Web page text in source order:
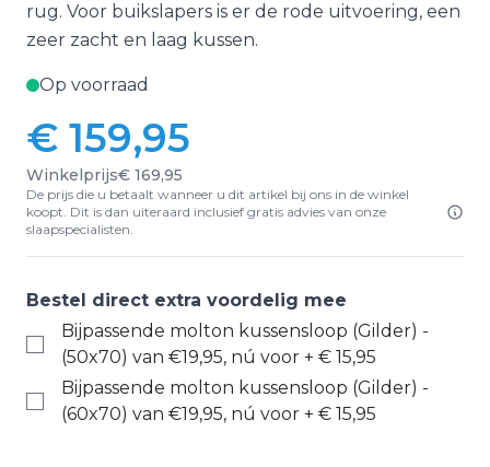
rug. Voor buikslapers is er de rode uitvoering, een
zeer zacht en laag kussen.
Op voorraad
€ 159,95
Winkelprijs€ 169,95
De prijs die u betaalt wanneer u dit artikel bij ons in de winkel
koopt. Dit is dan uiteraard inclusief gratis advies van onze
slaapspecialisten.
Bestel direct extra voordelig mee
Bijpassende molton kussensloop (Gilder) -
(50x70) van €19,95, nú voor + € 15,95
Bijpassende molton kussensloop (Gilder) -
(60x70) van €19,95, nú voor + € 15,95